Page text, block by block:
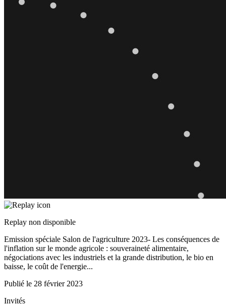
Replay non disponible
Emission spéciale Salon de l'agriculture 2023- Les conséquences de
l'inflation sur le monde agricole : souveraineté alimentaire,
négociations avec les industriels et la grande distribution, le bio en
baisse, le coût de l'energie...
Publié le 28 février 2023
Invités